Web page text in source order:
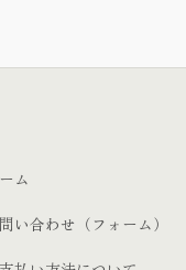
ム
い合わせ（フォーム）